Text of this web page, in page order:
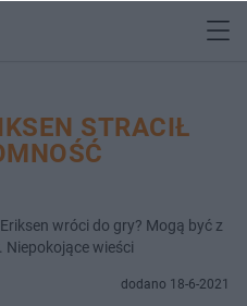
STRACIŁ
wróci do gry? Mogą być z
Niepokojące wieści
dodano 18-6-2021